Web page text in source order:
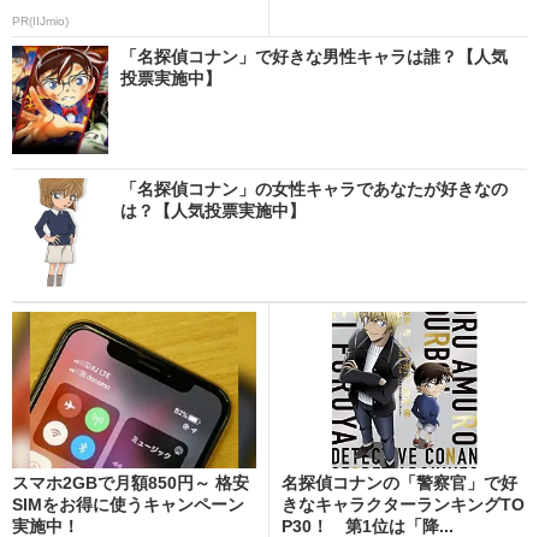
PR(IIJmio)
「名探偵コナン」で好きな男性キャラは誰？【人気
投票実施中】
「名探偵コナン」の女性キャラであなたが好きなの
は？【人気投票実施中】
スマホ2GBで月額850円～ 格安
SIMをお得に使うキャンペーン
実施中！
名探偵コナンの「警察官」で好
きなキャラクターランキングTO
P30！ 第1位は「降...